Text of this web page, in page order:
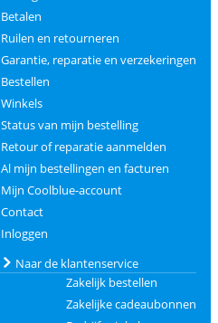
Betalen
Ruilen en retourneren
Garantie, reparatie en verzekeringen
Bestellen
Winkels
Status van mijn bestelling
Retour of reparatie aanmelden
Al mijn bestellingen en facturen
Mijn Coolblue-account
Contact
Inloggen
Naar de klantenservice
Zakelijk bestellen
Zakelijke cadeaubonnen